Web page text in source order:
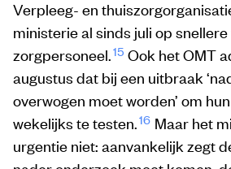
Verpleeg- en
ministerie al sinds juli op
zorgpersoneel.15 Ook het OMT
augustus dat bij een uitbraak
overwogen moet worden’ om
wekelijks te testen.16 Maar het
urgentie niet: aanvankelijk zegt